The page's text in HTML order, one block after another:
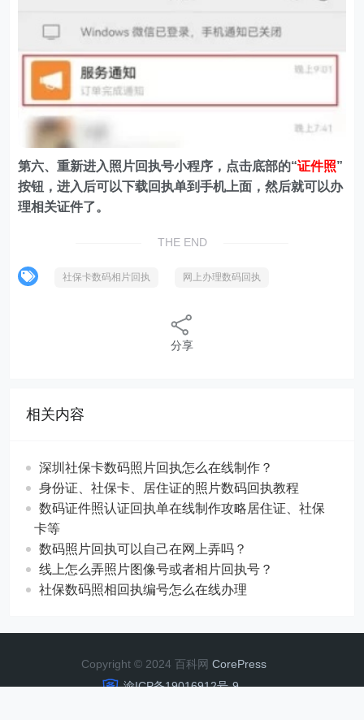
第六、重新进入照片回执号小程序，点击底部的“证件照”
按钮，进入后可以下载回执单到手机上面，然后就可以办
理相关证件了。
THE END
社保卡数码相片回执 网上办理数码回执
分享
相关内容
深圳社保卡数码照片回执怎么在线制作？
身份证、社保卡、居住证的照片数码回执教程
数码证件照认证回执单在线制作攻略居住证、社保
卡等
数码照片回执可以自己在网上弄吗？
线上怎么弄照片图像号或者相片回执号？
社保数码照相回执编号怎么在线办理
Copyright © 2024 百科网 CorePress
渝ICP备19016912号-9